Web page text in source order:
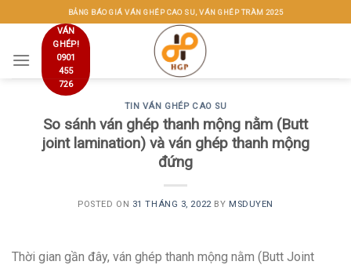
to
BẢNG BÁO GIÁ VÁN GHÉP CAO SU, VÁN GHÉP TRÀM 2025
VÁN
GHÉP!
0901
455
726
TIN VÁN GHÉP CAO SU
So sánh ván ghép thanh mộng nằm (Butt
joint lamination) và ván ghép thanh mộng
đứng
POSTED ON 31 THÁNG 3, 2022 BY MSDUYEN
Thời gian gần đây, ván ghép thanh mộng nằm (Butt Joint